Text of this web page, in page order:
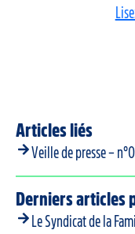
Articles liés
Veille de presse –
Derniers articles
Le Syndicat de la